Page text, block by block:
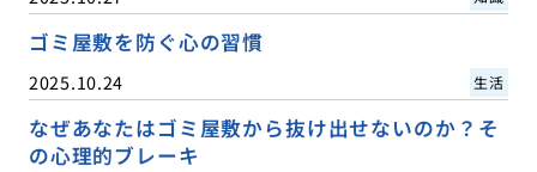
ゴミ屋敷を防ぐ心の習慣
2025.10.24 生活
なぜあなたはゴミ屋敷から抜け出せないのか？そ
の心理的ブレーキ